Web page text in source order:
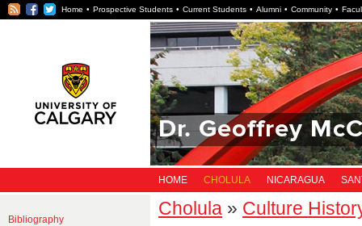
RSS Facebook
Twitter
Home Prospective Students Current Students Alumni Community
Dr. Geoffrey
HOME CHOLULA NICARAGUA
Bibliography
Cholula » Culture